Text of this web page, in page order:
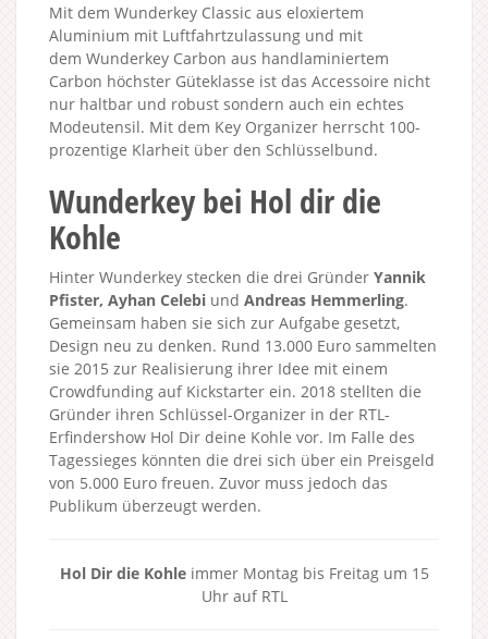
Mit dem Wunderkey Classic aus eloxiertem
Aluminium mit Luftfahrtzulassung und mit
dem Wunderkey Carbon aus handlaminiertem
Carbon höchster Güteklasse ist das Accessoire nicht
nur haltbar und robust sondern auch ein echtes
Modeutensil. Mit dem Key Organizer herrscht 100-
prozentige Klarheit über den Schlüsselbund.
Wunderkey bei Hol dir die
Kohle
Hinter Wunderkey stecken die drei Gründer Yannik
Pfister, Ayhan Celebi und Andreas Hemmerling.
Gemeinsam haben sie sich zur Aufgabe gesetzt,
Design neu zu denken. Rund 13.000 Euro sammelten
sie 2015 zur Realisierung ihrer Idee mit einem
Crowdfunding auf Kickstarter ein. 2018 stellten die
Gründer ihren Schlüssel-Organizer in der RTL-
Erfindershow Hol Dir deine Kohle vor. Im Falle des
Tagessieges könnten die drei sich über ein Preisgeld
von 5.000 Euro freuen. Zuvor muss jedoch das
Publikum überzeugt werden.
Hol Dir die Kohleimmer Montag bis Freitag um 15
Uhr auf RTL